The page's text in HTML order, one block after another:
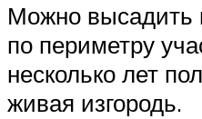
Можно высадить
по периметру
несколько лет
живая изгородь.